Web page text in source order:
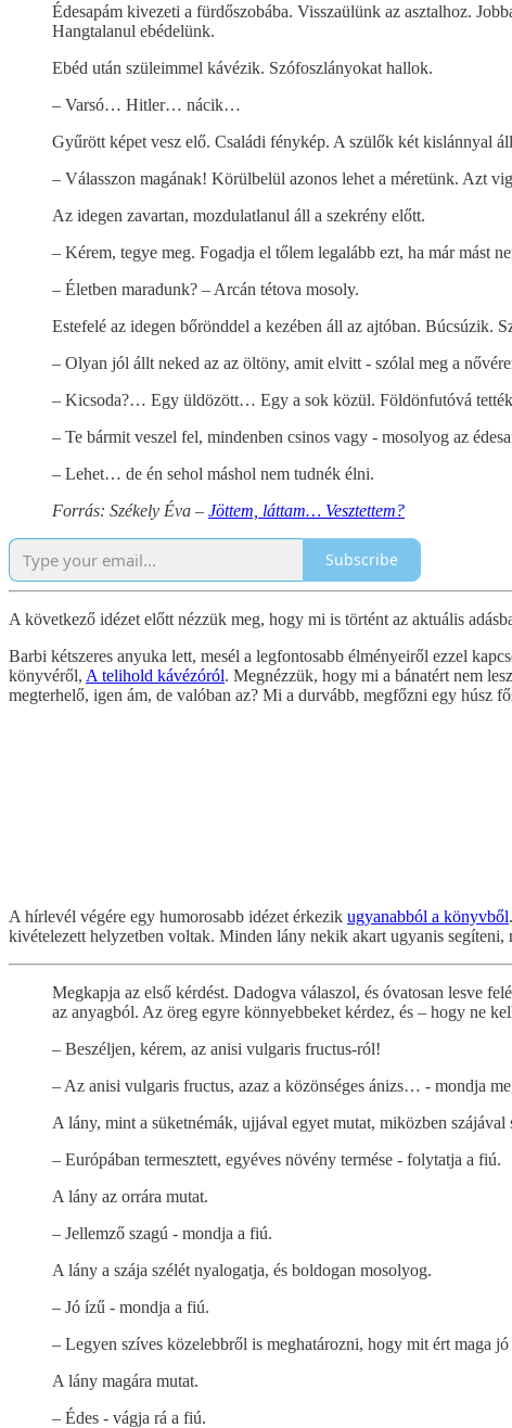
Édesapám kivezeti a fürdőszobába. Visszaülünk az asztalhoz.
Hangtalanul ebédelünk.
Ebéd után szüleimmel kávézik. Szófoszlányokat hallok.
– Varsó… Hitler… nácik…
Gyűrött képet vesz elő. Családi fénykép. A szülők két kislánnyal
– Válasszon magának! Körülbelül azonos lehet a méretünk. Azt
Az idegen zavartan, mozdulatlanul áll a szekrény előtt.
– Kérem, tegye meg. Fogadja el tőlem legalább ezt, ha már mást
– Életben maradunk? – Arcán tétova mosoly.
Estefelé az idegen bőrönddel a kezében áll az ajtóban. Búcsúzik.
– Olyan jól állt neked az az öltöny, amit elvitt - szólal meg a
– Kicsoda?… Egy üldözött… Egy a sok közül. Földönfutóvá tették
– Te bármit veszel fel, mindenben csinos vagy - mosolyog az
– Lehet… de én sehol máshol nem tudnék élni.
Forrás: Székely Éva – Jöttem, ​láttam… Vesztettem?
Subscribe
A következő idézet előtt nézzük meg, hogy mi is történt az aktuális
Barbi kétszeres anyuka lett, mesél a legfontosabb élményeiről ezzel
könyvéről, A telihold kávézóról. Megnézzük, hogy mi a bánatért nem
megterhelő, igen ám, de valóban az? Mi a durvább, megfőzni egy húsz
A hírlevél végére egy humorosabb idézet érkezik ugyanabból a könyvből
kivételezett helyzetben voltak. Minden lány nekik akart ugyanis
Megkapja az első kérdést. Dadogva válaszol, és óvatosan lesve
az anyagból. Az öreg egyre könnyebbeket kérdez, és – hogy ne
– Beszéljen, kérem, az anisi vulgaris fructus-ról!
– Az anisi vulgaris fructus, azaz a közönséges ánizs… - mondja
A lány, mint a süketnémák, ujjával egyet mutat, miközben szájával
– Európában termesztett, egyéves növény termése - folytatja a fiú.
A lány az orrára mutat.
– Jellemző szagú - mondja a fiú.
A lány a szája szélét nyalogatja, és boldogan mosolyog.
– Jó ízű - mondja a fiú.
– Legyen szíves közelebbről is meghatározni, hogy mit ért maga
A lány magára mutat.
– Édes - vágja rá a fiú.